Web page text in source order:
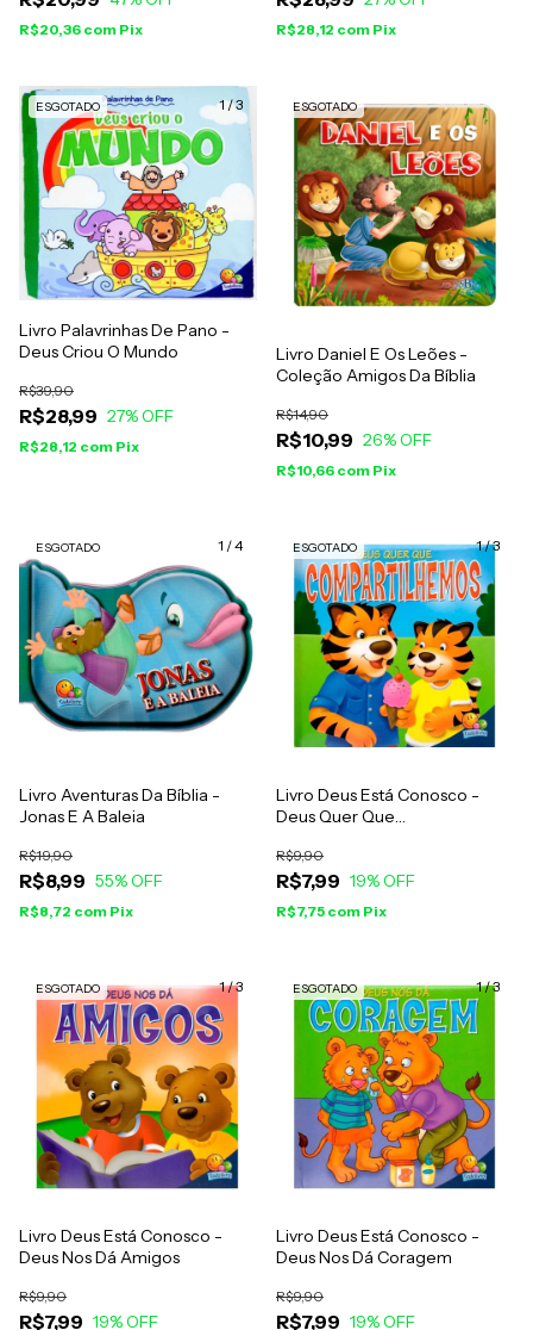
R$20,36 com Pix R$28,12 com Pix
1/3
ESGOTADO
Livro Palavrinhas De Pano -
Deus Criou O Mundo
R$28,99
R$39,90
27% OFF
R$28,12 com Pix
ESGOTADO
Livro Daniel E Os Leões -
Coleção Amigos Da Bíblia
R$10,99
R$14,90
26% OFF
R$10,66 com Pix
1 /4
ESGOTADO
Livro Aventuras Da Bíblia -
Jonas E A Baleia
R$8,99
R$19,90
55% OFF
R$8,72 com Pix
1/3
ESGOTADO
Livro Deus Está Conosco -
Deus Quer Que
R$7,99
R$9,90
19% OFF
R$7,75 com Pix
1/3
ESGOTADO
Livro Deus Está Conosco -
Deus Nos Dá Amigos
R$7,99
R$9,90
19% OFF
1/3
ESGOTADO
Livro Deus Está Conosco -
Deus Nos Dá Coragem
R$7,99
R$9,90
19% OFF